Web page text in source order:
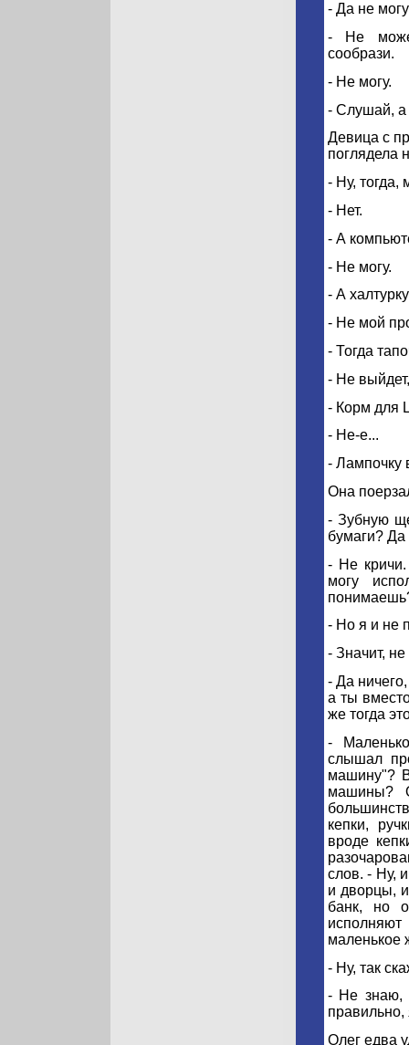
- Да не
- Не
сообрази.
- Не могу.
- Слушай, а
Девица с
поглядела
- Ну, тогда,
- Нет.
- А
- Не могу.
- А
- Не мой
- Тогда
- Не
- Корм для
- Не-е...
- Лампочку
Она
- Зубную
бумаги? Да
- Не
могу
- Но я и не
- Значит,
- Да
а ты
же тогда
-
слышал
машину"?
машины?
кепки,
вроде
слов. - Ну,
и дворцы,
банк, но
исполняют
маленькое
- Ну, так
- Не знаю,
правильно,
Олег едва